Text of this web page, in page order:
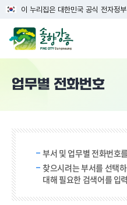
이 누리집은 대한민국 공식 전자정
업무별 전화번호
부서 및 업무별 전화번호
찾으시려는 부서를 선택
대해 필요한 검색어를 입
검색 단어 입력